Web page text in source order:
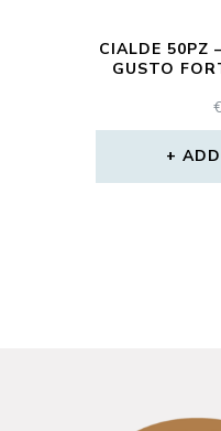
CIALDE 50PZ
GUSTO